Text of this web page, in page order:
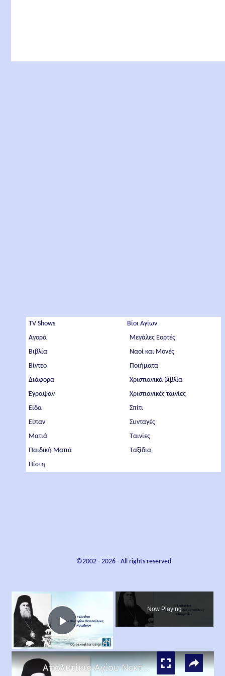
TV Shows
Αγορά
Βιβλία
Βίντεο
Διάφορα
Έγραψαν
Είδα
Είπαν
Ματιά
Παιδική Ματιά
Πίστη
Βίοι Αγίων
Μεγάλες Εορτές
Ναοί και Μονές
Ποιήματα
Χριστιανικά βιβλία
Χριστιανικές ταινίες
Σπίτι
Συνταγές
Ταινίες
Ταξίδια
©2002 - 2026- All rights reserved
Play
Video
Now Playing
×
Απολυτίκιο Αγίου Νεκταρίου Επισκόπου Πενταπόλεως